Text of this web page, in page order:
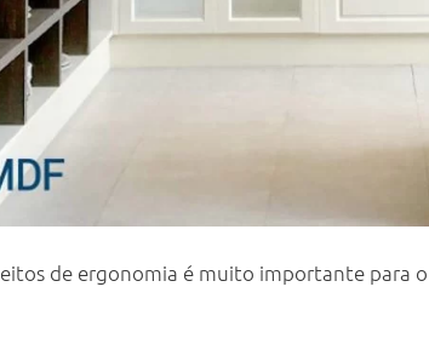
de ergonomia é muito importante para